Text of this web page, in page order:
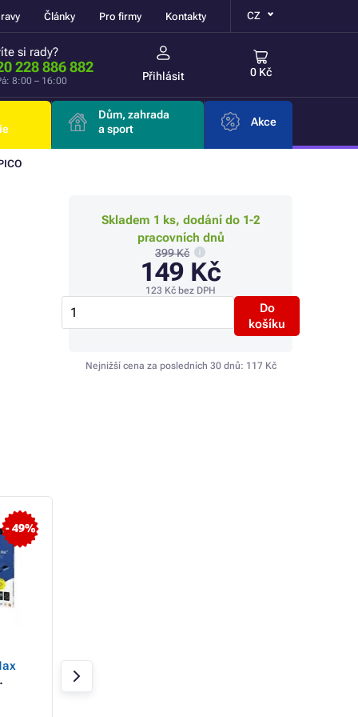
Články Pro firmy Kontakty CZ
si rady?
228 886 882
8:00 – 16:00 Přihlásit 0 Kč
Dům, zahrada
a sport
Akce
Skladem 1 ks, dodání do 1-2
pracovních dnů
399 Kč
149 Kč
123 Kč bez DPH
Do
košíku
Nejnižší cena za posledních 30 dnů: 117 Kč
- 49%
Matt Privacy pro
Samsung Galaxy A32 4G